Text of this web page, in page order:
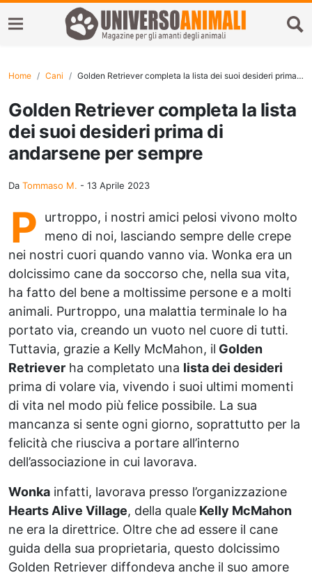
Home Cani Golden Retriever completa la lista dei suoi desideri prima di andarsene per sempre
Golden Retriever completa la lista
dei suoi desideri prima di
andarsene per sempre
Da Tommaso M. - 13 Aprile 2023
P
urtroppo, i nostri amici pelosi vivono molto
meno di noi, lasciando sempre delle crepe
nei nostri cuori quando vanno via. Wonka era un
dolcissimo cane da soccorso che, nella sua vita,
ha fatto del bene a moltissime persone e a molti
animali. Purtroppo, una malattia terminale lo ha
portato via, creando un vuoto nel cuore di tutti.
Tuttavia, grazie a Kelly McMahon, il Golden
Retriever ha completato una lista dei desideri
prima di volare via, vivendo i suoi ultimi momenti
di vita nel modo più felice possibile. La sua
mancanza si sente ogni giorno, soprattutto per la
felicità che riusciva a portare all’interno
dell’associazione in cui lavorava.
Wonka infatti, lavorava presso l’organizzazione
Hearts Alive Village, della quale Kelly McMahon
ne era la direttrice. Oltre che ad essere il cane
guida della sua proprietaria, questo dolcissimo
Golden Retriever diffondeva anche il suo amore